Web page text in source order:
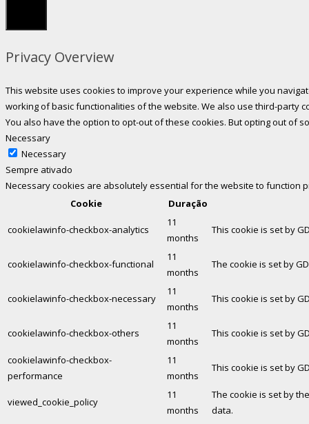
Privacy Overview
This website uses cookies to improve your experience while you
working of basic functionalities of the website. We also use third-party
You also have the option to opt-out of these cookies. But opting out of
Necessary
Necessary
Sempre ativado
Necessary cookies are absolutely essential for the website to
Cookie
Duração
cookielawinfo-checkbox-analytics
11
months
This cookie is set by
cookielawinfo-checkbox-functional
11
months
The cookie is set by
cookielawinfo-checkbox-necessary
11
months
This cookie is set by
cookielawinfo-checkbox-others
11
months
This cookie is set by
cookielawinfo-checkbox-
performance
11
months
This cookie is set by
viewed_cookie_policy
11
months
The cookie is set by
data.